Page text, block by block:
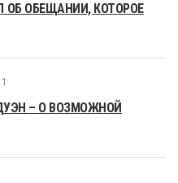
ОБ ОБЕЩАНИИ, КОТОРОЕ
– О ВОЗМОЖНОЙ